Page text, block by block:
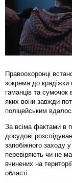
Правоохоронці
зокрема до крадіжки
гаманців та
яких вони завжди
поліцейським
За всіма фактами в
досудові
запобіжного заходу
перевіряють чи не
вчинених на
області.